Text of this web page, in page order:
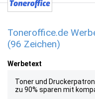
Toneroffice.de
(96 Zeichen)
Werbetext
Toner und
zu 90% sparen mit